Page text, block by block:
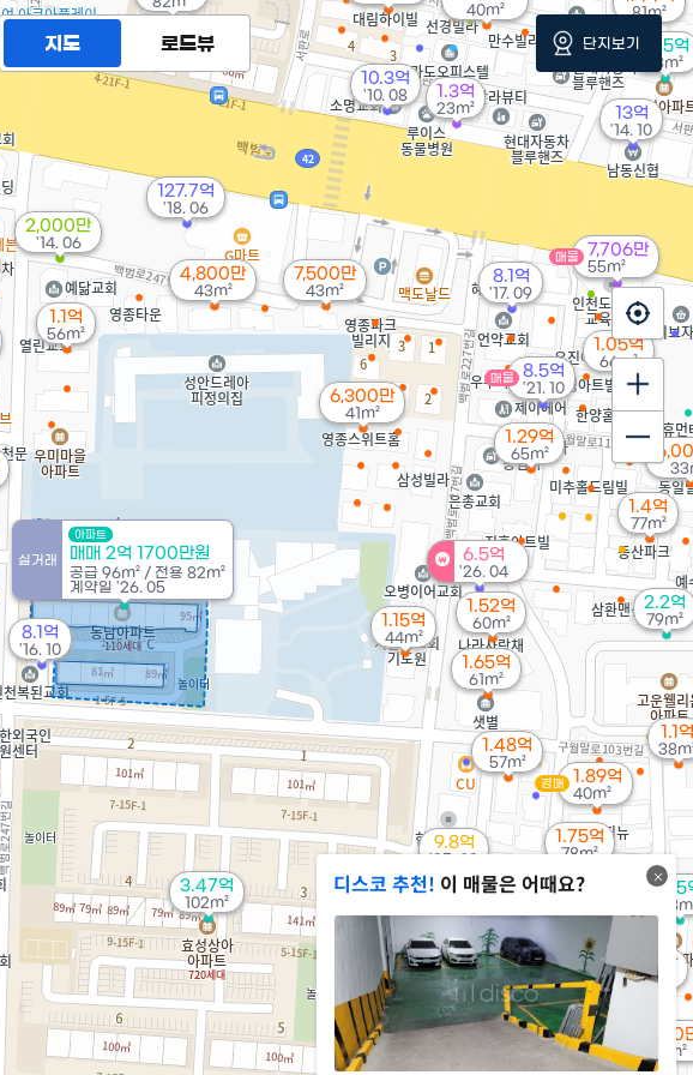
1.89억
40m²
경매
1.05억
66m²
2.2억
79m²
4,800만
43m²
3.47억
102m²
7,500만
43m²
8.5억
'21. 10
매물
1.48억
57m²
실거래
아파트
매매 2억 1700만원
공급 96m² / 전용 82m²
계약일 '26. 05
7,706만
55m²
매물
6.5억
'26. 04
1.25억
1.1억
9,000만
51m²
6,300만
41m²
1.75억
78m²
4,850
43m²
40m²
9.8억
'25. 03
1.29억
65m²
1.45억
73m²
1.1억
56m²
1.4억
77m²
1.25
1.15억
44m²
1.3억
23m²
81m²
1.52억
60m²
1.65억
61m²
3.3억
'18. 08
127.7억
'18. 06
223m²
8.1억
'17. 09
8.1억
'16. 10
13억
'14. 10
2,000만
'14. 06
10.3억
'10. 08
디스코 추천! 이 매물은 어때요?
지도 로드뷰 단지보기